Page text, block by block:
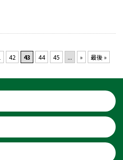
42 43 44 45 ... » 最後 »